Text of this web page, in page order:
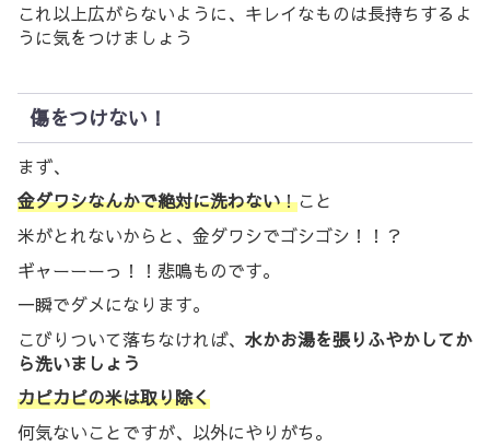
これ以上広がらないように、キレイなものは長持ちするよ
うに気をつけましょう
傷をつけない！
まず、
金ダワシなんかで絶対に洗わない！こと
米がとれないからと、金ダワシでゴシゴシ！！？
ギャーーーっ！！悲鳴ものです。
一瞬でダメになります。
こびりついて落ちなければ、 水かお湯を張りふやかしてか
ら洗いましょう
カピカピの米は取り除く
何気ないことですが、以外にやりがち。